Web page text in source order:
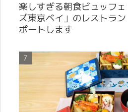
楽しすぎる朝食ビュッフ
ズ東京ベイ」のレストラン
ポートします